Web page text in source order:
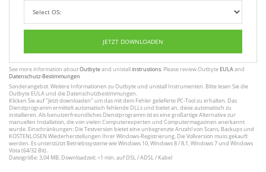
JETZT DOWNLOADEN
See more information aboutOutbyteand unistallinstrustions. Please review Outbyte EULAand
Datenschutz-Bestimmungen
Sonderangebot. Weitere Informationen zu Outbyteund unistall Instrumenten. Bitte lesen Sie die
Outbyte EULAund die Datenschutzbestimmungen.
Klicken Sie auf"Jetzt downloaden" um das mit dem Fehler gelieferte PC-Tool zu erhalten. Das
Dienstprogramm ermittelt automatisch fehlende DLLs und bietet an, diese automatisch zu
installieren. Als benutzerfreundliches Dienstprogramm ist es eine großartige Alternative zur
manuellen Installation, die von vielen Computerexperten und Computermagazinen anerkannt
wurde. Einschränkungen: Die Testversion bietet eine unbegrenzte Anzahl von Scans, Backups und
KOSTENLOSEN Wiederherstellungen Ihrer Windows-Registrierung. Die Vollversion muss gekauft
werden. Es unterstützt Betriebssysteme wie Windows 10, Windows 8 / 8.1, Windows 7 und Windows
Vista (64/32 Bit).
Dateigröße: 3,04 MB, Downloadzeit: <1 min. auf DSL / ADSL / Kabel